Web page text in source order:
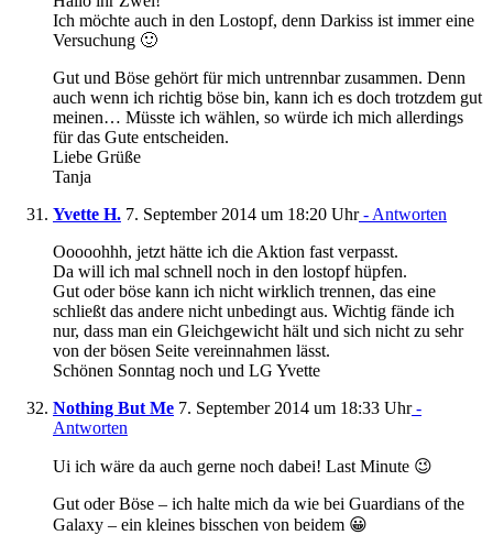
Ich möchte auch in den Lostopf, denn Darkiss ist immer eine
Versuchung 🙂
Gut und Böse gehört für mich untrennbar zusammen. Denn
auch wenn ich richtig böse bin, kann ich es doch trotzdem gut
meinen… Müsste ich wählen, so würde ich mich allerdings
für das Gute entscheiden.
Liebe Grüße
Tanja
Yvette H. 7. September 2014 um 18:20 Uhr- Antworten
Ooooohhh, jetzt hätte ich die Aktion fast verpasst.
Da will ich mal schnell noch in den lostopf hüpfen.
Gut oder böse kann ich nicht wirklich trennen, das eine
schließt das andere nicht unbedingt aus. Wichtig fände ich
nur, dass man ein Gleichgewicht hält und sich nicht zu sehr
von der bösen Seite vereinnahmen lässt.
Schönen Sonntag noch und LG Yvette
Nothing But Me 7. September 2014 um 18:33 Uhr-
Antworten
Ui ich wäre da auch gerne noch dabei! Last Minute 😉
Gut oder Böse – ich halte mich da wie bei Guardians of the
Galaxy – ein kleines bisschen von beidem 😀